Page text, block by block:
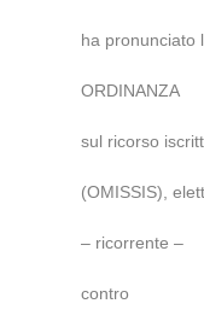
ha pronunciato
ORDINANZA
sul ricorso
(OMISSIS),
– ricorrente –
contro